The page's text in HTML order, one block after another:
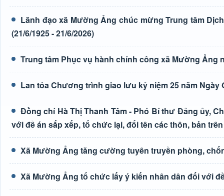
Lãnh đạo xã Mường Ảng chúc mừng Trung tâm
(21/6/1925 - 21/6/2026)
Trung tâm Phục vụ hành chính công xã Mường Ảng
Lan tỏa Chương trình giao lưu kỷ niệm 25 năm Ngày
Đồng chí Hà Thị Thanh Tâm - Phó Bí thư Đảng ủy,
với đề án sắp xếp, tổ chức lại, đổi tên các thôn, bản
Xã Mường Ảng tăng cường tuyên truyền phòng,
Xã Mường Ảng tổ chức lấy ý kiến nhân dân đối với